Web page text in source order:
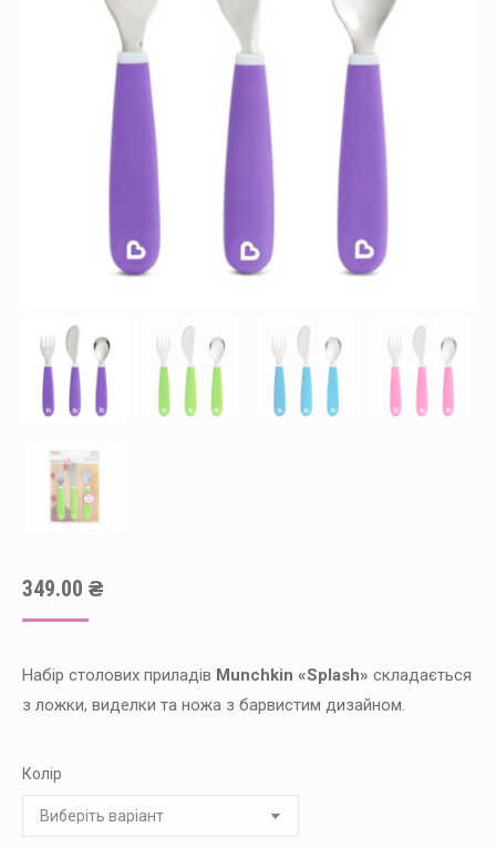
349.00 ₴
Набір столових приладів Munchkin «Splash» складається
з ложки, виделки та ножа з барвистим дизайном.
Колір